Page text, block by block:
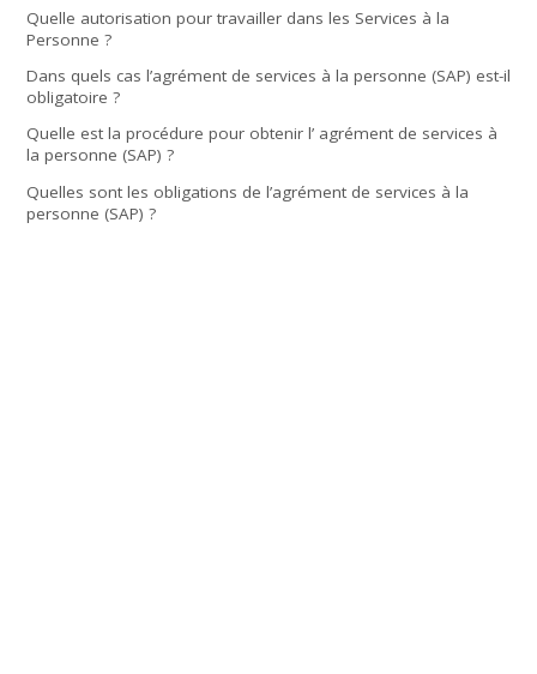
Quelle autorisation pour travailler dans les Services à la
Personne ?
Dans quels cas l’agrément de services à la personne (SAP) est-il
obligatoire ?
Quelle est la procédure pour obtenir l’ agrément de services à
la personne (SAP) ?
Quelles sont les obligations de l’agrément de services à la
personne (SAP) ?